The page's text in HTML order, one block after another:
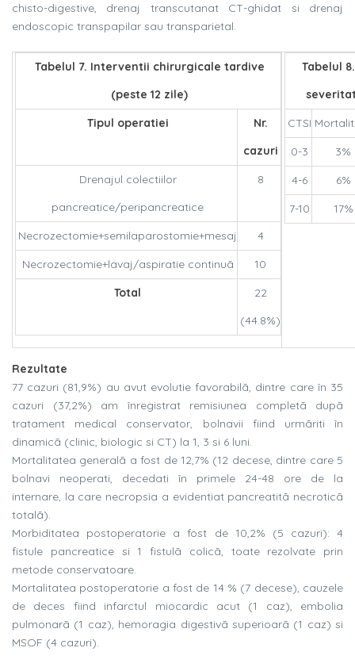
chisto-digestive, drenaj transcutanat CT-ghidat si drenaj
endoscopic transpapilar sau transparietal.
Tabelul 7. Interventii chirurgicale tardive
(peste 12 zile)
Tipul operatiei
Nr.
cazuri
Drenajul colectiilor
pancreatice/peripancreatice
8
Necrozectomie+semilaparostomie+mesaj
4
Necrozectomie+lavaj/aspiratie continuã
10
Total
22
(44.8%)
Tabelul
CTSI
0-3
3%
4-6
6%
7-10
17%
Rezultate
77 cazuri (81,9%) au avut evolutie favorabilã, dintre care în 35
cazuri (37,2%) am înregistrat remisiunea completã dupã
tratament medical conservator, bolnavii fiind urmãriti în
dinamicã (clinic, biologic si CT) la 1, 3 si 6 luni.
Mortalitatea generalã a fost de 12,7% (12 decese, dintre care 5
bolnavi neoperati, decedati în primele 24-48 ore de la
internare, la care necropsia a evidentiat pancreatitã necroticã
totalã).
Morbiditatea postoperatorie a fost de 10,2% (5 cazuri): 4
fistule pancreatice si 1 fistulã colicã, toate rezolvate prin
metode conservatoare.
Mortalitatea postoperatorie a fost de 14 % (7 decese), cauzele
de deces fiind infarctul miocardic acut (1 caz), embolia
pulmonarã (1 caz), hemoragia digestivã superioarã (1 caz) si
MSOF (4 cazuri).